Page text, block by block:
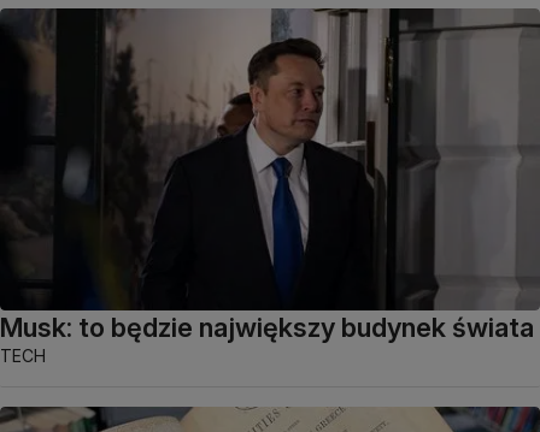
Musk: to będzie największy budynek świata
TECH